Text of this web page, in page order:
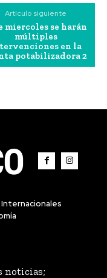
Artículo siguiente
miercoles se harán
múltiples
en la
potabilizadora 2
Internacionales
noticias;